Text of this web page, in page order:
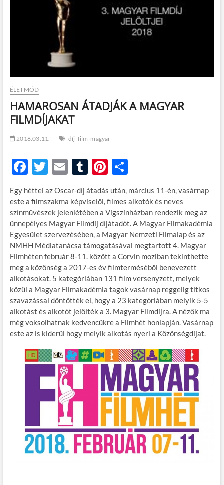
ÉLETMÓD
HAMAROSAN ÁTADJÁK A MAGYAR
FILMDÍJAKAT
2018.03.11. díj film magyar
F
ac
e
b
o
o
k
T
w
itt
er
E
m
ail
T
u
m
bl
r
Pi
nt
er
es
t
O
ss
za
m
e
g
Egy héttel az Oscar-díj átadás után, március 11-én, vasárnap
este a filmszakma képviselői, filmes alkotók és neves
színművészek jelenlétében a Vígszínházban rendezik meg az
ünnepélyes Magyar Filmdíj díjátadót. A Magyar Filmakadémia
Egyesület szervezésében, a Magyar Nemzeti Filmalap és az
NMHH Médiatanácsa támogatásával megtartott 4. Magyar
Filmhéten február 8-11. között a Corvin moziban tekinthette
meg a közönség a 2017-es év filmterméséből benevezett
alkotásokat. 5 kategóriában 131 film versenyzett, melyek
közül a Magyar Filmakadémia tagok vasárnap reggelig titkos
szavazással döntötték el, hogy a 23 kategóriában melyik 5-5
alkotást és alkotót jelölték a 3. Magyar Filmdíjra. A nézők ma
még voksolhatnak kedvencükre a Filmhét honlapján. Vasárnap
este az is kiderül hogy melyik alkotás nyeri a Közönségdíjat.